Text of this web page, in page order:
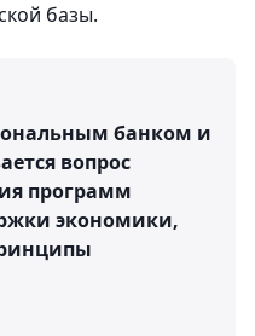
базы.
банком и
вопрос
программ
экономики,